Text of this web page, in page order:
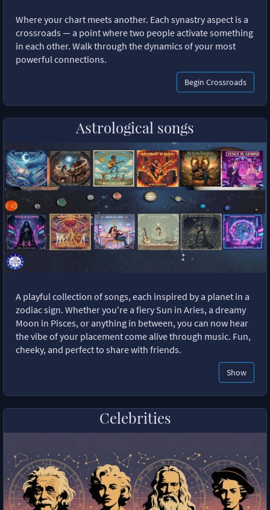
Where your chart meets another. Each synastry aspect is a
crossroads — a point where two people activate something
in each other. Walk through the dynamics of your most
powerful connections.
Begin Crossroads
Astrological songs
A playful collection of songs, each inspired by a planet in a
zodiac sign. Whether you're a fiery Sun in Aries, a dreamy
Moon in Pisces, or anything in between, you can now hear
the vibe of your placement come alive through music. Fun,
cheeky, and perfect to share with friends.
Show
Celebrities